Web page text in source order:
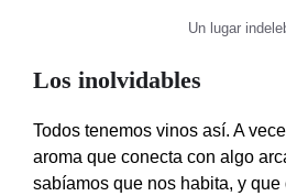
Un lugar
Los inolvidables
Todos tenemos vinos así. A
aroma que conecta con algo
sabíamos que nos habita, y que